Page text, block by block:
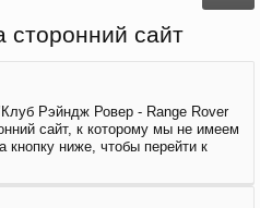
сторонний сайт
Рэйндж Ровер - Range Rover
сайт, к которому мы не имеем
кнопку ниже, чтобы перейти к